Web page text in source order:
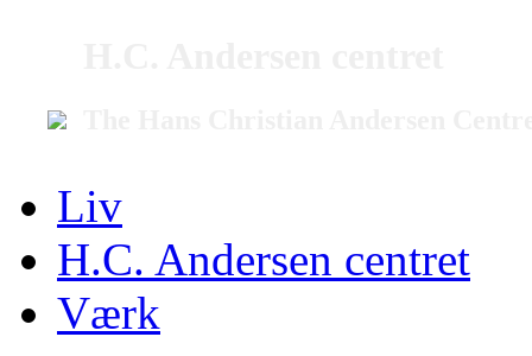
Liv
H.C. Andersen centret
Værk